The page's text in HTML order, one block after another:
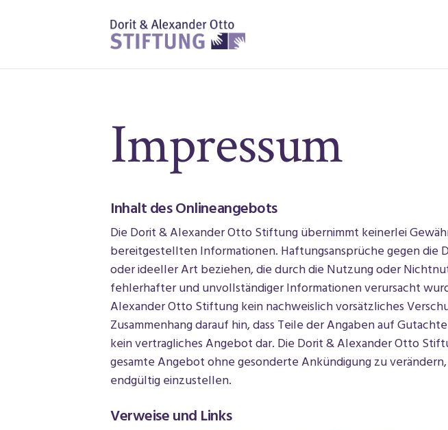
Impressum
Inhalt des Onlineangebots
Die Dorit & Alexander Otto Stiftung übernimmt keinerlei
bereitgestellten Informationen. Haftungsansprüche gegen
oder ideeller Art beziehen, die durch die Nutzung oder
fehlerhafter und unvollständiger Informationen verursacht
Alexander Otto Stiftung kein nachweislich vorsätzliches
Zusammenhang darauf hin, dass Teile der Angaben auf
kein vertragliches Angebot dar. Die Dorit & Alexander Otto
gesamte Angebot ohne gesonderte Ankündigung zu
endgültig einzustellen.
Verweise und Links